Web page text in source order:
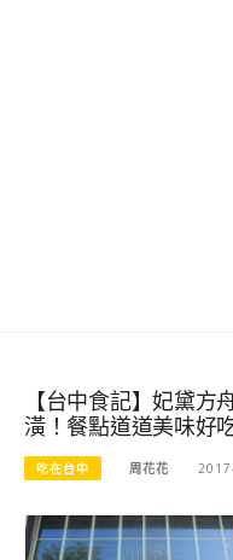
【台中食記】妃黛方
潢！餐點道道美味好
吃在台中 周花花